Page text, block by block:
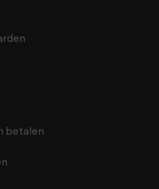
betalen